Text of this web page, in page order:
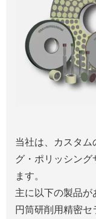
当社は、カスタ
グ・ポリッシング
ます。
主に以下の製品が
円筒研削用精密